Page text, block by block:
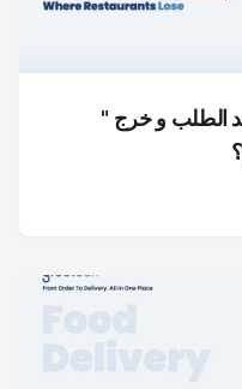
الطلب و خرج "